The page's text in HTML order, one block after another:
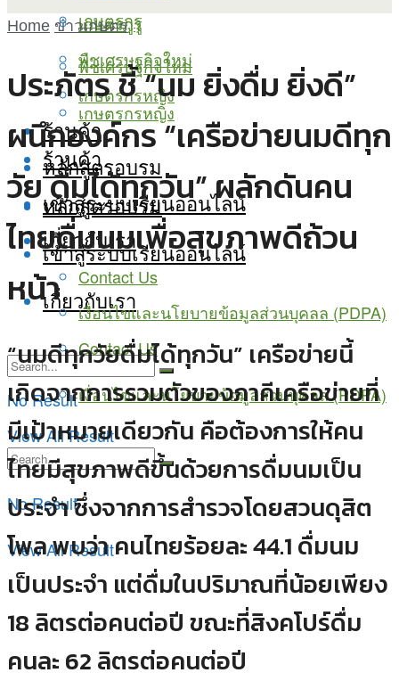
เกษตรกูรู
พืชเศรษฐกิจใหม่
เกษตรกรหญิง
ร้านค้า
หลักสูตรอบรม
เข้าสู่ระบบเรียนออนไลน์
เกี่ยวกับเรา
Contact Us
เงื่อนไขและนโยบายข้อมูลส่วนบุคลล (PDPA)
No Result
View All Result
เกษตรกูรู
พืชเศรษฐกิจใหม่
เกษตรกรหญิง
ร้านค้า
หลักสูตรอบรม
เข้าสู่ระบบเรียนออนไลน์
เกี่ยวกับเรา
Contact Us
เงื่อนไขและนโยบายข้อมูลส่วนบุคลล (PDPA)
No Result
View All Result
Home ข่าวเกษตร
ประภัตร ชี้ “นม ยิ่งดื่ม ยิ่งดี”
ผนึกองค์กร “เครือข่ายนมดีทุก
วัย ดื่มได้ทุกวัน” ผลักดันคน
ไทยดื่มนมเพื่อสุขภาพดีถ้วน
หน้า
“นมดีทุกวัยดื่มได้ทุกวัน” เครือข่ายนี้
เกิดจากการรวมตัวของภาคีเครือข่ายที่
มีเป้าหมายเดียวกัน คือต้องการให้คน
ไทยมีสุขภาพดีขึ้นด้วยการดื่มนมเป็น
ประจำ ซึ่งจากการสำรวจโดยสวนดุสิต
โพล พบว่า คนไทยร้อยละ 44.1 ดื่มนม
เป็นประจำ แต่ดื่มในปริมาณที่น้อยเพียง
18 ลิตรต่อคนต่อปี ขณะที่สิงคโปร์ดื่ม
คนละ 62 ลิตรต่อคนต่อปี